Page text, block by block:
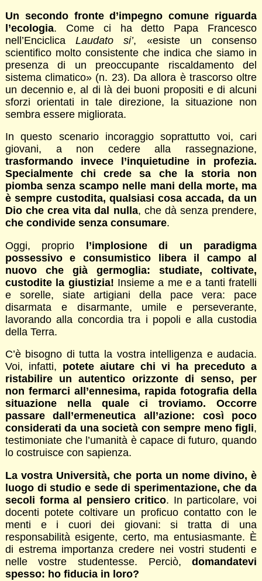
Un secondo fronte d’impegno comune riguarda
l’ecologia. Come ci ha detto Papa Francesco
nell’EnciclicaLaudato si’, «esiste un consenso
scientifico molto consistente che indica che siamo in
presenza di un preoccupante riscaldamento del
sistema climatico» (n. 23). Da allora è trascorso oltre
un decennio e, al di là dei buoni propositi e di alcuni
sforzi orientati in tale direzione, la situazione non
sembra essere migliorata.
In questo scenario incoraggio soprattutto voi, cari
giovani, a non cedere alla rassegnazione,
trasformando invece l’inquietudine in profezia.
Specialmente chi crede sa che la storia non
piomba senza scampo nelle mani della morte, ma
è sempre custodita, qualsiasi cosa accada, da un
Dio che crea vita dal nulla, che dà senza prendere,
che condivide senza consumare.
Oggi, proprio l’implosione di un paradigma
possessivo e consumistico libera il campo al
nuovo che già germoglia: studiate, coltivate,
custodite la giustizia! Insieme a me e a tanti fratelli
e sorelle, siate artigiani della pace vera: pace
disarmata e disarmante, umile e perseverante,
lavorando alla concordia tra i popoli e alla custodia
della Terra.
C’è bisogno di tutta la vostra intelligenza e audacia.
Voi, infatti, potete aiutare chi vi ha preceduto a
ristabilire un autentico orizzonte di senso, per
non fermarci all’ennesima, rapida fotografia della
situazione nella quale ci troviamo. Occorre
passare dall’ermeneutica all’azione: così poco
considerati da una società con sempre meno figli,
testimoniate che l’umanità è capace di futuro, quando
lo costruisce con sapienza.
La vostra Università, che porta un nome divino, è
luogo di studio e sede di sperimentazione, che da
secoli forma al pensiero critico. In particolare, voi
docenti potete coltivare un proficuo contatto con le
menti e i cuori dei giovani: si tratta di una
responsabilità esigente, certo, ma entusiasmante. È
di estrema importanza credere nei vostri studenti e
nelle vostre studentesse. Perciò,domandatevi
spesso: ho fiducia in loro?